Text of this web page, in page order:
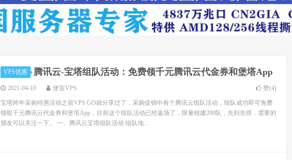
VPS优惠 腾讯云-宝塔组队活动：免费领千元腾讯云代金券和堡塔App
2021-04-10 便宜VPS 赞(4)
宝塔跨年采购特惠活动之前VPS GO就分享过了，采购促销中有个腾讯云组队活动，组队成功即可免费
领取千元腾讯云代金券和堡塔App，目前这个组队活动已经返场了，限量组建200队，先到先得，需要的
朋友可以关注一下。 一、腾讯云宝塔组队活动 组队地...